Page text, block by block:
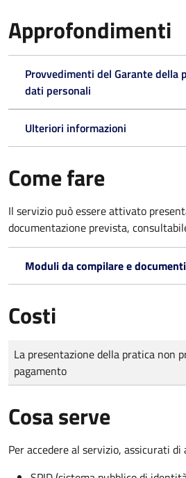
Approfondimenti
Provvedimenti del Garante della
dati personali
Ulteriori informazioni
Come fare
Il servizio può essere attivato
documentazione prevista,
Moduli da compilare e
Costi
Tipo di pagamento
Importo
La presentazione della pratica non
pagamento
Cosa serve
Per accedere al servizio, assicurati di